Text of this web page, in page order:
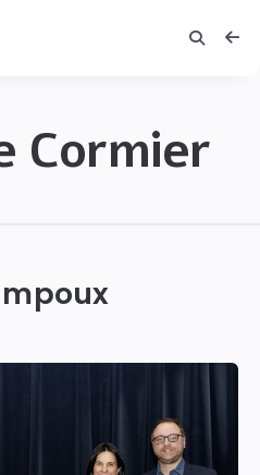
Cormier